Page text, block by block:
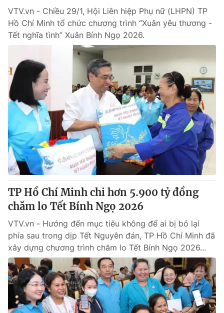
VTV.vn - Chiều 29/1, Hội Liên hiệp Phụ nữ (LHPN) TP
Hồ Chí Minh tổ chức chương trình “Xuân yêu thương -
Tết nghĩa tình” Xuân Bính Ngọ 2026.
TP Hồ Chí Minh chi hơn 5.900 tỷ đồng
chăm lo Tết Bính Ngọ 2026
VTV.vn - Hướng đến mục tiêu không để ai bị bỏ lại
phía sau trong dịp Tết Nguyên đán, TP Hồ Chí Minh đã
xây dựng chương trình chăm lo Tết Bính Ngọ 2026...